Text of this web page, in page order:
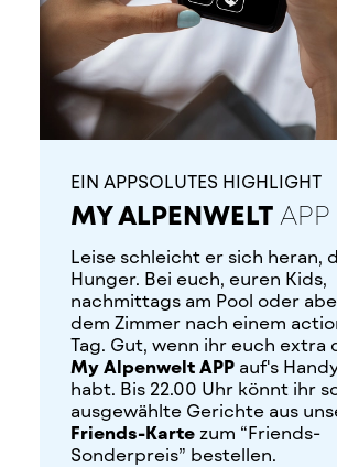
EIN APPSOLUTES HIGHLIGHT
MY ALPENWELT APP
Leise schleicht er sich heran,
Hunger. Bei euch, euren Kids,
nachmittags am Pool oder
dem Zimmer nach einem
Tag. Gut, wenn ihr euch extra
My Alpenwelt APPauf's
habt. Bis 22.00 Uhr könnt ihr
ausgewählte Gerichte aus
Friends-Kartezum “Friends-
Sonderpreis” bestellen.